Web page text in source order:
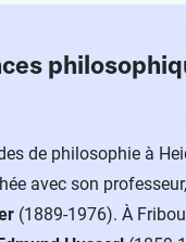
de philosophie à
avec son
(1889-1976). À